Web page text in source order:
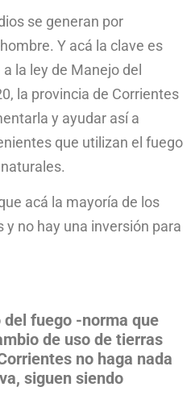
se generan por
Y acá la clave es
la ley de Manejo del
la provincia de Corrientes
y ayudar así a
que utilizan el fuego
acá la mayoría de los
no hay una inversión para
fuego -norma que
de uso de tierras
no haga nada
siguen siendo